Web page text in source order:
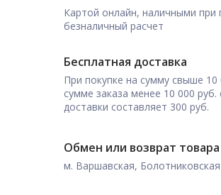
Картой онлайн, наличными при
безналичный расчет
Бесплатная доставка
При покупке на сумму свыше 10
сумме заказа менее 10 000 руб.
доставки составляет 300 руб.
Обмен или возврат товара
м. Варшавская, Болотниковская